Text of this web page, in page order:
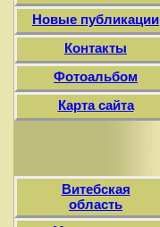
Новые публикации
Контакты
Фотоальбом
Карта сайта
Витебская
область